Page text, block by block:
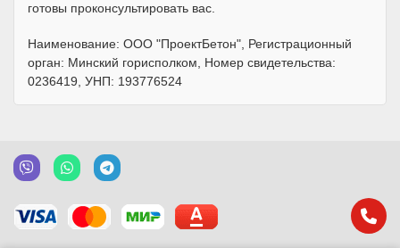
готовы проконсультировать вас.
Наименование: ООО "ПроектБетон", Регистрационный
орган: Минский горисполком, Номер свидетельства:
0236419, УНП: 193776524